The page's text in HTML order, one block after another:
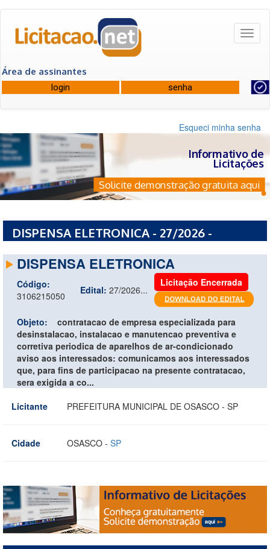
Área de assinantes
Esqueci minha senha
Informativo de
Licitações
Solicite demonstração gratuita aqui
DISPENSA ELETRONICA - 27/2026 -
DISPENSA ELETRONICA
Código:
3106215050
Edital: 27/2026...
Licitação Encerrada
Objeto:
contratacao de empresa especializada para
desinstalacao, instalacao e manutencao preventiva e
corretiva periodica de aparelhos de ar-condicionado
aviso aos interessados: comunicamos aos interessados
que, para fins de participacao na presente contratacao,
sera exigida a co...
Licitante
PREFEITURA MUNICIPAL DE OSASCO - SP
Cidade OSASCO - SP